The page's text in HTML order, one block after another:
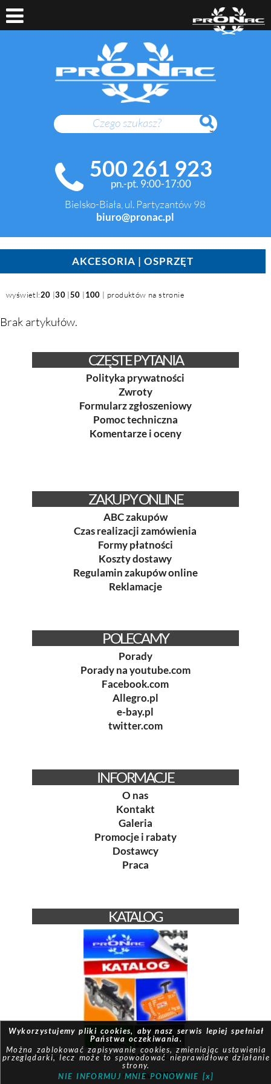
SZUKAJ
500 261 923
pn.-pt. 9:00-17:00
Bielsko-Biała, ul. Partyzantów 98
biuro@pronac.pl
AKCESORIA | OSPRZĘT
wyświetl:20 |30 |50 |100 | produktów na stronie
Brak artykułów.
CZĘSTE PYTANIA
Polityka prywatności
Zwroty
Formularz zgłoszeniowy
Pomoc techniczna
Komentarze i oceny
ZAKUPY ONLINE
ABC zakupów
Czas realizacji zamówienia
Formy płatności
Koszty dostawy
Regulamin zakupów online
Reklamacje
POLECAMY
Porady
Porady na youtube.com
Facebook.com
Allegro.pl
e-bay.pl
twitter.com
INFORMACJE
O nas
Kontakt
Galeria
Promocje i rabaty
Dostawcy
Praca
KATALOG
© Pronac 2026 | Created by:Modus-it.pl| System pracuje w
oparciu oModus QBIZ
Wykorzystujemy pliki cookies, aby nasz serwis lepiej spełniał
Państwa oczekiwania.
Można zablokować zapisywanie cookies, zmieniając ustawienia
przeglądarki, lecz może to spowodować nieprawidłowe działanie
strony.
NIE INFORMUJ MNIE PONOWNIE [x]